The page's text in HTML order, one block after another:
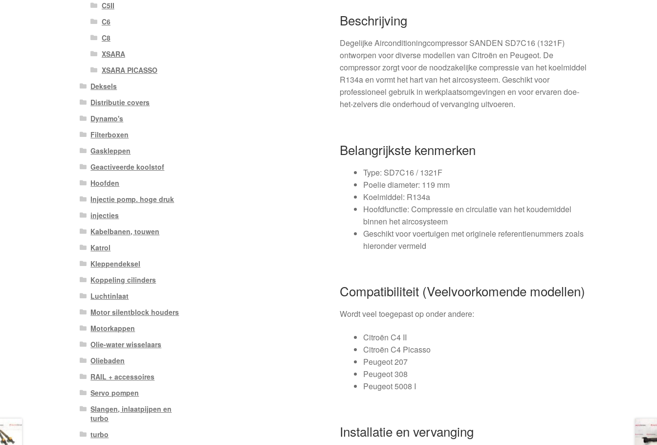
Beschrijving
Degelijke Airconditioningcompressor SANDEN SD7C16 (1321F)
ontworpen voor diverse modellen van Citroën en Peugeot. De
compressor zorgt voor de noodzakelijke compressie van het koelmiddel
R134a en vormt het hart van het aircosysteem. Geschikt voor
professioneel gebruik in werkplaatsomgevingen en voor ervaren doe-
het-zelvers die onderhoud of vervanging uitvoeren.
Belangrijkste kenmerken
Type: SD7C16 / 1321F
Poelie diameter: 119 mm
Koelmiddel: R134a
Hoofdfunctie: Compressie en circulatie van het koudemiddel
binnen het aircosysteem
Geschikt voor voertuigen met originele referentienummers zoals
hieronder vermeld
Compatibiliteit (Veelvoorkomende modellen)
Wordt veel toegepast op onder andere:
Citroën C4 II
Citroën C4 Picasso
Peugeot 207
Peugeot 308
Peugeot 5008 I
Installatie en vervanging
C5II
C6
C8
XSARA
XSARA PICASSO
Deksels
Distributie covers
Dynamo's
Filterboxen
Gaskleppen
Geactiveerde koolstof
Hoofden
Injectie pomp. hoge druk
injecties
Kabelbanen, touwen
Katrol
Kleppendeksel
Koppeling cilinders
Luchtinlaat
Motor silentblock houders
Motorkappen
Olie-water wisselaars
Oliebaden
RAIL + accessoires
Servo pompen
Slangen, inlaatpijpen en
turbo
turbo